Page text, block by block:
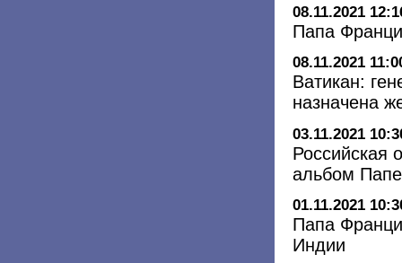
08.11.2021
Папа
08.11.2021
Ватикан:
назначена
03.11.2021
Российская
альбом
01.11.2021
Папа
Индии